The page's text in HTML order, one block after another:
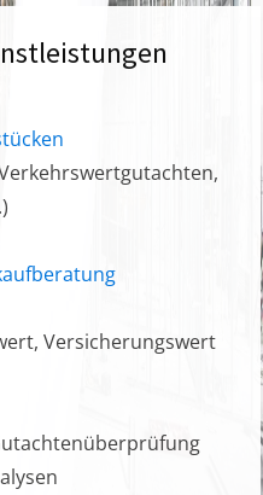
Versicherungswert